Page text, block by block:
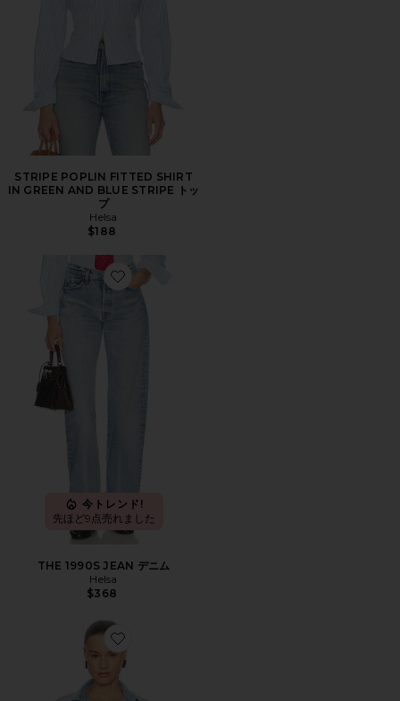
STRIPE POPLIN FITTED SHIRT
IN GREEN AND BLUE STRIPE トッ
プ
Helsa
$188
Favorite THE 1990S JEAN デニム
今トレンド!
先ほど9点売れました
THE 1990S JEAN デニム
Helsa
$368
Favorite WASHED DENIM SHIRT シャツ